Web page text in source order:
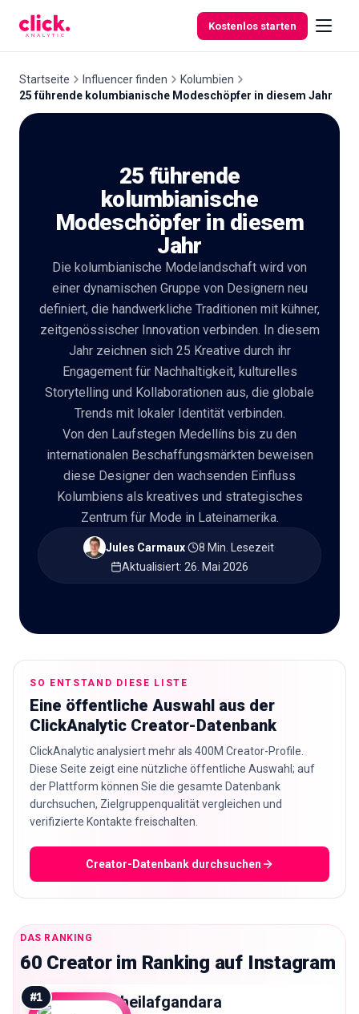
Kostenlos starten
🇩🇪DE
Startseite Influencer finden
Kolumbien
25 führende kolumbianische Modeschöpfer in diesem Jahr
25 führende
kolumbianische
Modeschöpfer in diesem
Jahr
Die kolumbianische Modelandschaft wird von
einer dynamischen Gruppe von Designern neu
definiert, die handwerkliche Traditionen mit kühner,
zeitgenössischer Innovation verbinden. In diesem
Jahr zeichnen sich 25 Kreative durch ihr
Engagement für Nachhaltigkeit, kulturelles
Storytelling und Kollaborationen aus, die globale
Trends mit lokaler Identität verbinden.
Von den Laufstegen Medellíns bis zu den
internationalen Beschaffungsmärkten beweisen
diese Designer den wachsenden Einfluss
Kolumbiens als kreatives und strategisches
Zentrum für Mode in Lateinamerika.
Jules Carmaux· 8 Min. Lesezeit·
Aktualisiert: 26. Mai 2026
SO ENTSTAND DIESE LISTE
Eine öffentliche Auswahl aus der
ClickAnalytic Creator-Datenbank
ClickAnalytic analysiert mehr als 400M Creator-Profile.
Diese Seite zeigt eine nützliche öffentliche Auswahl; auf
der Plattform können Sie die gesamte Datenbank
durchsuchen, Zielgruppenqualität vergleichen und
verifizierte Kontakte freischalten.
Creator-Datenbank durchsuchen
DAS RANKING
60 Creator im Ranking auf Instagram
#1 sheilafgandara